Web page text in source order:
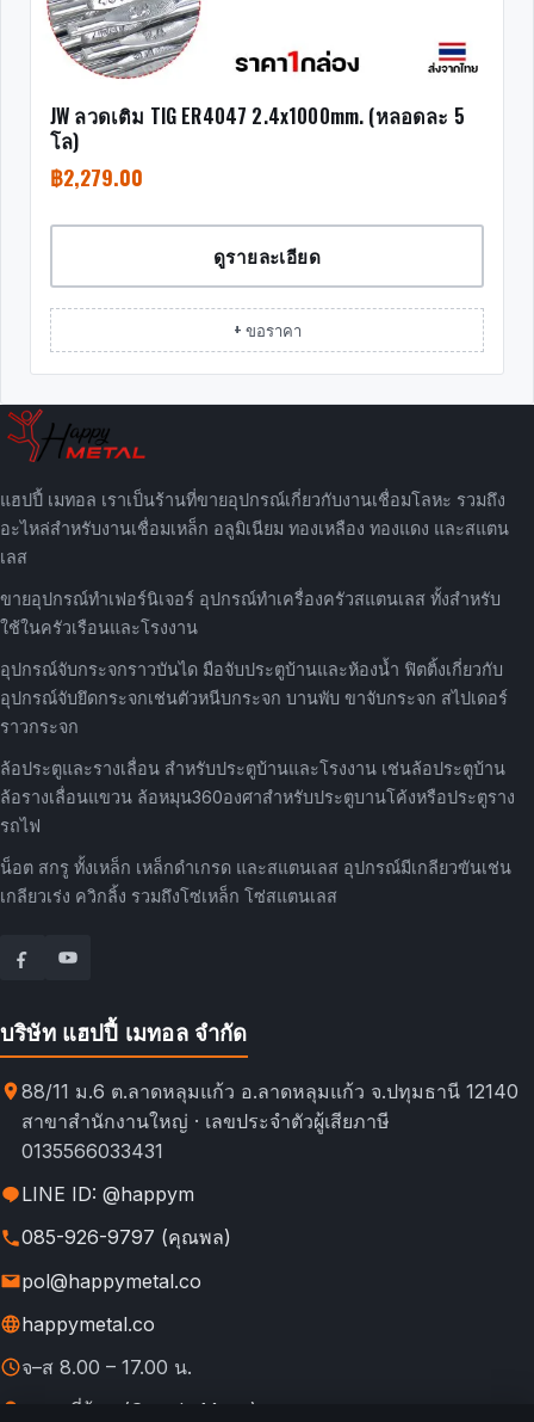
JW ลวดเติม TIG ER4047 2.4x1000mm. (หลอดละ 5
โล)
฿2,279.00
ดูรายละเอียด
+ ขอราคา
แฮปปี้ เมทอล เราเป็นร้านที่ขายอุปกรณ์เกี่ยวกับงานเชื่อมโลหะ รวมถึง
อะไหล่สำหรับงานเชื่อมเหล็ก อลูมิเนียม ทองเหลือง ทองแดง และสแตน
เลส
ขายอุปกรณ์ทำเฟอร์นิเจอร์ อุปกรณ์ทำเครื่องครัวสแตนเลส ทั้งสำหรับ
ใช้ในครัวเรือนและโรงงาน
อุปกรณ์จับกระจกราวบันได มือจับประตูบ้านและห้องน้ำ ฟิตติ้งเกี่ยวกับ
อุปกรณ์จับยึดกระจกเช่นตัวหนีบกระจก บานพับ ขาจับกระจก สไปเดอร์
ราวกระจก
ล้อประตูและรางเลื่อน สำหรับประตูบ้านและโรงงาน เช่นล้อประตูบ้าน
ล้อรางเลื่อนแขวน ล้อหมุน360องศาสำหรับประตูบานโค้งหรือประตูราง
รถไฟ
น็อต สกรู ทั้งเหล็ก เหล็กดำเกรด และสแตนเลส อุปกรณ์มีเกลียวขันเช่น
เกลียวเร่ง ควิกลิ้ง รวมถึงโซ่เหล็ก โซ่สแตนเลส
บริษัท แฮปปี้ เมทอล จำกัด
88/11 ม.6 ต.ลาดหลุมแก้ว อ.ลาดหลุมแก้ว จ.ปทุมธานี 12140
สาขาสำนักงานใหญ่ · เลขประจำตัวผู้เสียภาษี
0135566033431
LINE ID: @happym
085-926-9797 (คุณพล)
pol@happymetal.co
happymetal.co
จ–ส 8.00 – 17.00 น.
ดูแผนที่ร้าน (Google Maps)